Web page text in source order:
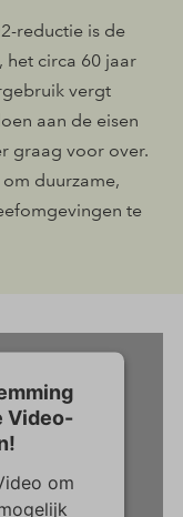
reductie is de
het circa 60 jaar
vergt
aan de eisen
graag voor over.
duurzame,
te
Video-
om